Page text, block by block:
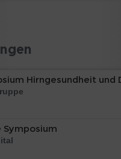
Hirngesundheit und
Symposium